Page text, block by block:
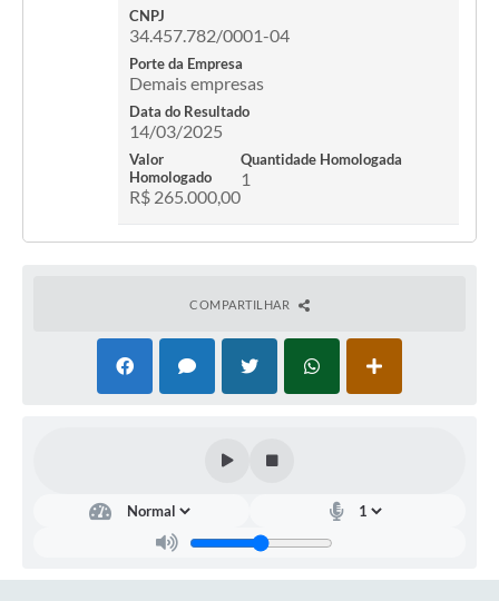
CNPJ
34.457.782/0001-04
Porte da Empresa
Demais empresas
Data do Resultado
14/03/2025
Valor
Homologado
R$ 265.000,00
Quantidade Homologada
1
COMPARTILHAR